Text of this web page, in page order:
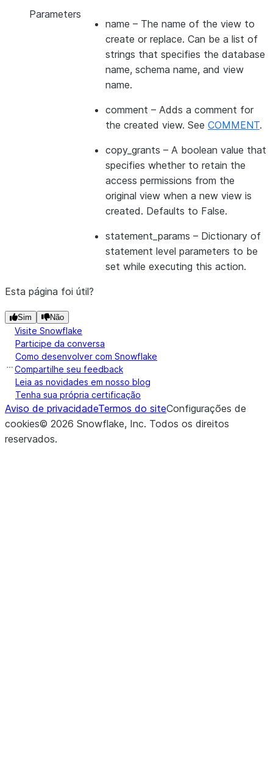
Parameters
name – The name of the view to
create or replace. Can be a list of
strings that specifies the database
name, schema name, and view
name.
comment – Adds a comment for
the created view. See COMMENT.
copy_grants – A boolean value that
specifies whether to retain the
access permissions from the
original view when a new view is
created. Defaults to False.
statement_params – Dictionary of
statement level parameters to be
set while executing this action.
Esta página foi útil?
Sim Não
Visite Snowflake
Participe da conversa
Como desenvolver com Snowflake
Compartilhe seu feedback
Leia as novidades em nosso blog
Tenha sua própria certificação
Aviso de privacidadeTermos do siteConfigurações de
cookies© 2026 Snowflake, Inc. Todos os direitos
reservados.